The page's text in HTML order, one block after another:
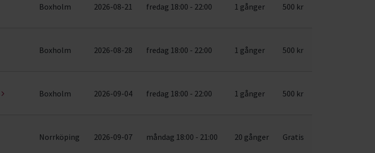
Boxholm 2026-08-21 fredag 18:00 - 22:00 1 gånger 500 kr
Boxholm 2026-08-28 fredag 18:00 - 22:00 1 gånger 500 kr
Boxholm 2026-09-04 fredag 18:00 - 22:00 1 gånger 500 kr
Norrköping 2026-09-07 måndag 18:00 - 21:00 20 gånger Gratis